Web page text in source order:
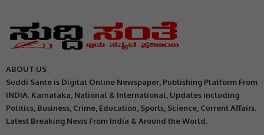
ABOUT US
Suddi Sante is Digital Online Newspaper, Publishing Platform From
INDIA. Karnataka, National & International, Updates including
Politics, Business, Crime, Education, Sports, Science, Current Affairs.
Latest Breaking News From India & Around the World.